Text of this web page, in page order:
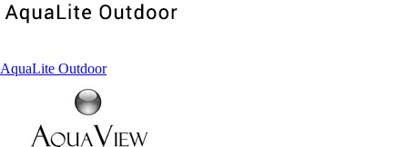
AquaLite Outdoor